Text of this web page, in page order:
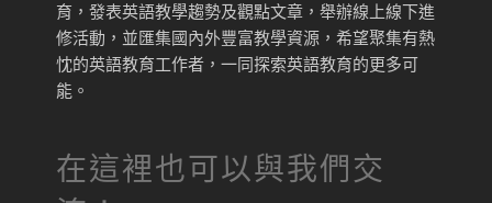
育，發表英語教學趨勢及觀點文章，舉辦線上線下進
修活動，並匯集國內外豐富教學資源，希望聚集有熱
忱的英語教育工作者，一同探索英語教育的更多可
能。
在這裡也可以與我們交